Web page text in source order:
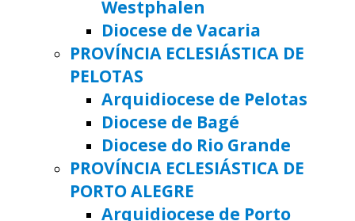
Westphalen
Diocese de Vacaria
PROVÍNCIA ECLESIÁSTICA DE
PELOTAS
Arquidiocese de Pelotas
Diocese de Bagé
Diocese do Rio Grande
PROVÍNCIA ECLESIÁSTICA DE
PORTO ALEGRE
Arquidiocese de Porto